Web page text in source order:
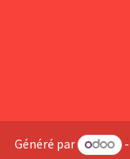
Généré par